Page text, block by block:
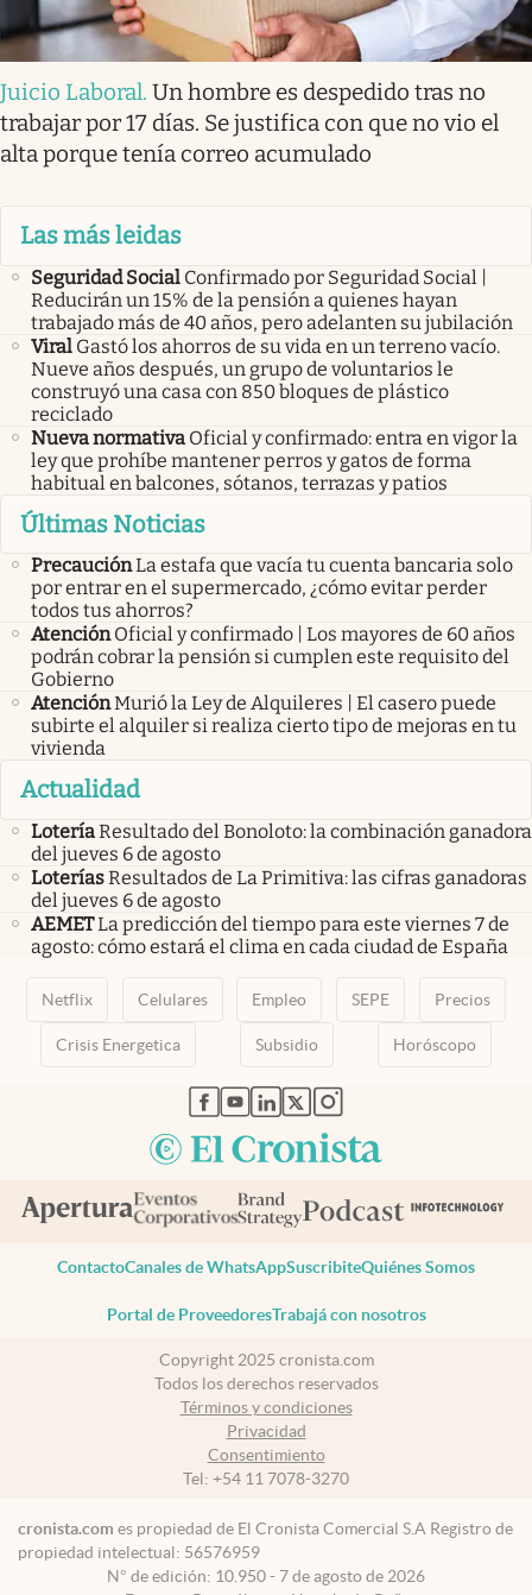
Juicio Laboral. Un hombre es despedido tras no
trabajar por 17 días. Se justifica con que no vio el
alta porque tenía correo acumulado
Las más leidas
Seguridad Social Confirmado por Seguridad Social |
Reducirán un 15% de la pensión a quienes hayan
trabajado más de 40 años, pero adelanten su jubilación
Viral Gastó los ahorros de su vida en un terreno vacío.
Nueve años después, un grupo de voluntarios le
construyó una casa con 850 bloques de plástico
reciclado
Nueva normativa Oficial y confirmado: entra en vigor la
ley que prohíbe mantener perros y gatos de forma
habitual en balcones, sótanos, terrazas y patios
Últimas Noticias
PrecauciónLa estafa que vacía tu cuenta bancaria solo
por entrar en el supermercado, ¿cómo evitar perder
todos tus ahorros?
Atención Oficial y confirmado | Los mayores de 60 años
podrán cobrar la pensión si cumplen este requisito del
Gobierno
AtenciónMurió la Ley de Alquileres | El casero puede
subirte el alquiler si realiza cierto tipo de mejoras en tu
vivienda
Actualidad
LoteríaResultado del Bonoloto: la combinación ganadora
del jueves 6 de agosto
LoteríasResultados de La Primitiva: las cifras ganadoras
del jueves 6 de agosto
AEMETLa predicción del tiempo para este viernes 7 de
agosto: cómo estará el clima en cada ciudad de España
Netflix Celulares Empleo SEPE Precios
Crisis Energetica Subsidio Horóscopo
abre en nueva pestaña
abre en nueva pestaña
abre en nueva pestaña
abre en nueva pestaña
abre en nueva pestaña
ContactoCanales de WhatsAppSuscribiteQuiénes Somos
Portal de ProveedoresTrabajá con nosotros
Copyright 2025 cronista.com
Todos los derechos reservados
Términos y condiciones
Privacidad
Consentimiento
Tel: +54 11 7078-3270
cronista.com es propiedad de El Cronista Comercial S.A Registro de
propiedad intelectual: 56576959
N° de edición: 10.950 - 7 de agosto de 2026